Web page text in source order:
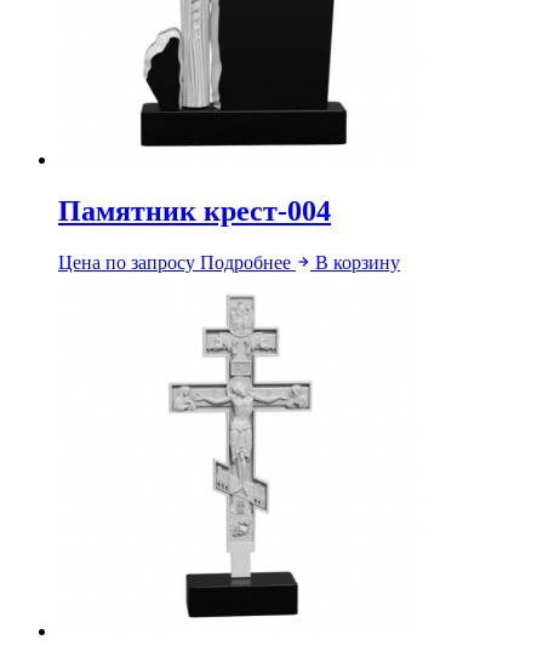
Памятник крест-004
Цена по запросу Подробнее В корзину